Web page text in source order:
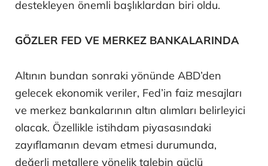
destekleyen önemli başlıklardan biri oldu.
GÖZLER FED VE MERKEZ BANKALARINDA
Altının bundan sonraki yönünde ABD’den
gelecek ekonomik veriler, Fed’in faiz mesajları
ve merkez bankalarının altın alımları belirleyici
olacak. Özellikle istihdam piyasasındaki
zayıflamanın devam etmesi durumunda,
değerli metallere yönelik talebin güçlü